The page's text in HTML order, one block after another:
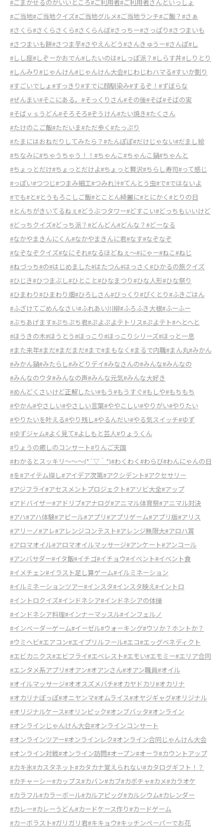
#ごまかせるのがいいところ#ご利用者#ご利用者さんといっしょ
#ご当地#ご当地クイズ#ご当地グルメ#ご当地ランチ#ご飯？ #さぁ
#さくら#さくらさくら#さくらんぼ#さっちー#さっぱり#さつまいも
#さつまいも餅#さつま芋#さやえんどう#さんきゅうー#さんぽ#し
#しし座#しぞーかおでん#したいのは#しっぽ派？ #しらす丼#しりとり
#しんみり#じゃんけん#じゃんけん大会#じわじわハマる#すいか割り
#すごいでしょ#すっきり#すでに顔馴染み#するぞ！ #ずぼらな
#ぜんまい#そこにある。 #そっくりさん#その後#そば#そばの実
#そばｖｓうどん#そろそろ#ぞうけん#たい焼き#たくさん
#たけのこご飯#ただいま#ただ歩く #たっぷり
#たまにはおねだりしてみたら？ #たんぽぽ#だけじゃない#だまし絵
#ちなみに#ちゃうちゃう！！ #ちゃんこ#ちゃんこ鍋#ちゃんと
#ちょっとだけ#ちょっとだけよ#ちょっと贅沢#ちらし寿司#って感じ
#っぽい#つつじ#つまみ細工#つみれ汁#てんとう虫#で#ではないよ
#でも#と#とうもろこしご飯#とことん綺麗に#とにかく #とりの日
#とんちがきいてるねぇ #どうぶつタワー#どすこい#どっちもいいけど
#どっちクイズ#どっち派？ #どんどん#どんな？ #どーなる
#なかやまきんにくん#なかやまきんに君#なす#なぞなぞ
#なぞなぞクイズ#なにそれ#なるほどねぇ～#にゃー#ねこ#ねじ
#ねづっち#の#はじめました#はたつん#はっさく #ひかるの旅クイズ
#ひじき#ひつまぶし#ひとこと#ひなまつり#ひな人形#ひな祭り
#ひまわり#ひまわり畑#ひろしさん#びっくり#ぴくとり#ふきごはん
#ふざけてごめんなさい#ふれあい川柳#ふろふき大根#ふーふー
#ぶちあげます#ぷちぷち君#ぷよぷよテトリス#ぷよテト#へとへと
#ほうきの木#ほうとう#ほっこり#ほっこりシリーズ#ほっと一息
#また来年#まだ#まだまだ#まで#まもなく #まるで内職#まん丸#みかん
#みかん鍋#みたらし#みどりデイ#みなさんの#みんな#みんなの
#みんなのウタ#みんなの声#みんな元気#みんな大好き
#めんどくさいけど正解したい#もう#もうすぐ#もしや#もちもち
#やかん#やさしい#やさしい言葉#ややこしい#やりがい#やりたい
#やりたいを叶える#やり残し#やるんだい#やる気スイッチ#ゆず
#ゆずジャム#よく見て#よしもと芸人#りょうくん
#りょうの癒しのコンサート#りんご天国
#わかるとスッキリ～～～(*´▽｀*)#わくわく #わらび#わんにゃんの日
#を#アイテム探し#アイデア次第#アクシデント#アクセサリー
#アジフライ#アセスメントプロジェクト#アソビ大全#アップ
#アドバイザー#アドリブ#アナログ#アニマル体育祭#アニマル対決
#アハ#アハ体験#アピール#アプリ#アプリゲーム#アプリ版#アリス
#アリーノ#アレ#アレンジコンテスト#アレンジ無限大#アロハ賞
#アロマオイル#アロマオイルマッサージ#アンケート#アンコール
#アンバサダー#イタ飯#イチゴ#イチョウ#イベント#イベント食
#イメチェン#イラスト足し算ゲーム#イルミネーション
#イルミネーションツアー#インスタ#インスタ映え #イントロ
#イントロクイズ#インドネシア#インドネシアの体操
#インドネシア料理#インナーマッスル#インフェルノ
#インベーダーゲーム#イーゼル#ウォーキング#ウソか？ホントか？
#ウミヘビ#エアコン#エイプリルフール#エコ#エッグベネディクト
#エビカニクス#エビフライ#エベレスト#エモい#エモミー#エリア合同
#エンタメ系アプリ#オアン#オアンさん#オアン職員#オイル
#オイルマッサージ#オオスズメバチ#オカヤドカリ#オカリナ
#オカリナぽっぽ#オニヤンマ#オムライス#オヤジギャグ#オリジナル
#オリジナルケース#オリンピック#オンブバッタ#オンライン
#オンラインじゃんけん大会#オンラインコンサート
#オンラインツアー#オンラインレク#オンライン合同じゃんけん大会
#オンライン対戦#オンライン訪問#オープン#オーラ#カウントアップ
#カキ氷#カスタネット#カタカナ覚えられない#カタログギフト！？
#カチャーシー#カップス#カバン#カブ#カボチャ#カメ#カラオケ
#カラフル#カラーボール#カルアピッグ#カルシウム#カレンダー
#カレー#カレーうどん#カードケース作り#カードゲーム
#カーボラスト#ガリガリ君#キキョウ#キッチンペーパーでお花